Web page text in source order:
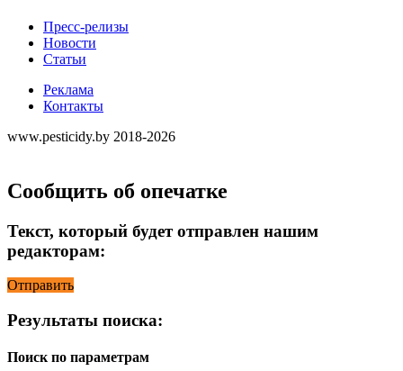
Пресс-релизы
Новости
Статьи
Реклама
Контакты
www.pesticidy.by 2018-2026
Сообщить об опечатке
Текст, который будет отправлен нашим
редакторам:
Отправить
Результаты поиска:
Поиск по параметрам